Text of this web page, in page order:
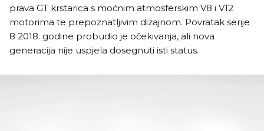
prava GT krstarica s moćnim atmosferskim V8 i V12
motorima te prepoznatljivim dizajnom. Povratak serije
8 2018. godine probudio je očekivanja, ali nova
generacija nije uspjela dosegnuti isti status.